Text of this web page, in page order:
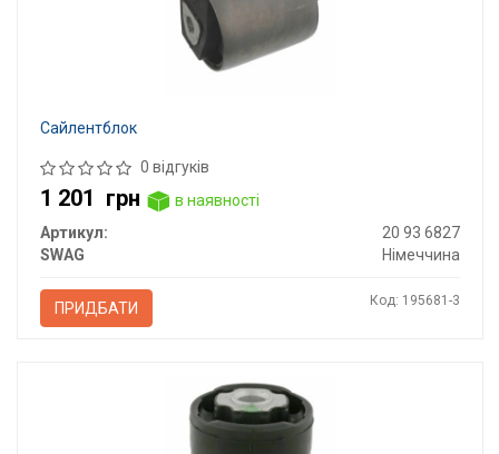
Сайлентблок
0 відгуків
1 201 грн
в наявності
Артикул:
20 93 6827
SWAG
Німеччина
ПРИДБАТИ Код: 195681-3